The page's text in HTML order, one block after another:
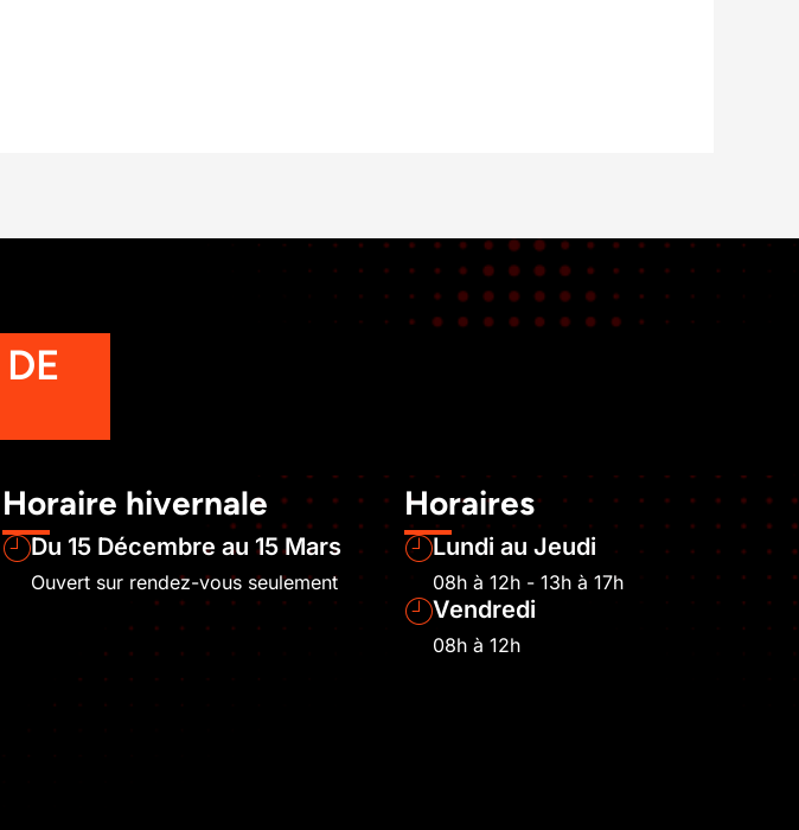
Horaire hivernale
Du 15 Décembre au 15 Mars
Ouvert sur rendez-vous seulement
Horaires
Lundi au Jeudi
08h à 12h - 13h à 17h
Vendredi
08h à 12h